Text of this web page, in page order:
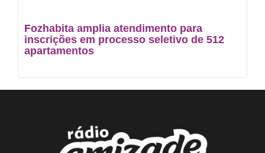
Fozhabita amplia atendimento para
inscrições em processo seletivo de 512
apartamentos